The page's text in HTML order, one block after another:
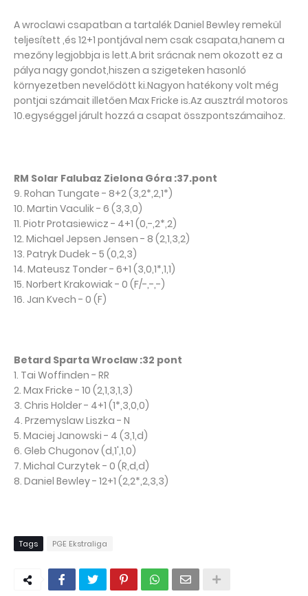
A wroclawi csapatban a tartalék Daniel Bewley remekül
teljesített ,és 12+1 pontjával nem csak csapata,hanem a
mezőny legjobbja is lett.A brit srácnak nem okozott ez a
pálya nagy gondot,hiszen a szigeteken hasonló
környezetben nevelődött ki.Nagyon hatékony volt még
pontjai számait illetően Max Fricke is.Az ausztrál motoros
10.egységgel járult hozzá a csapat összpontszámaihoz.
RM Solar Falubaz Zielona Góra :37.pont
9. Rohan Tungate - 8+2 (3,2*,2,1*)
10. Martin Vaculik - 6 (3,3,0)
11. Piotr Protasiewicz - 4+1 (0,-,2*,2)
12. Michael Jepsen Jensen - 8 (2,1,3,2)
13. Patryk Dudek - 5 (0,2,3)
14. Mateusz Tonder - 6+1 (3,0,1*,1,1)
15. Norbert Krakowiak - 0 (F/-,-,-)
16. Jan Kvech - 0 (F)
Betard Sparta Wroclaw :32 pont
1. Tai Woffinden - RR
2. Max Fricke - 10 (2,1,3,1,3)
3. Chris Holder - 4+1 (1*,3,0,0)
4. Przemyslaw Liszka - N
5. Maciej Janowski - 4 (3,1,d)
6. Gleb Chugonov (d,1',1,0)
7. Michal Curzytek - 0 (R,d,d)
8. Daniel Bewley - 12+1 (2,2*,2,3,3)
Tags PGE Ekstraliga